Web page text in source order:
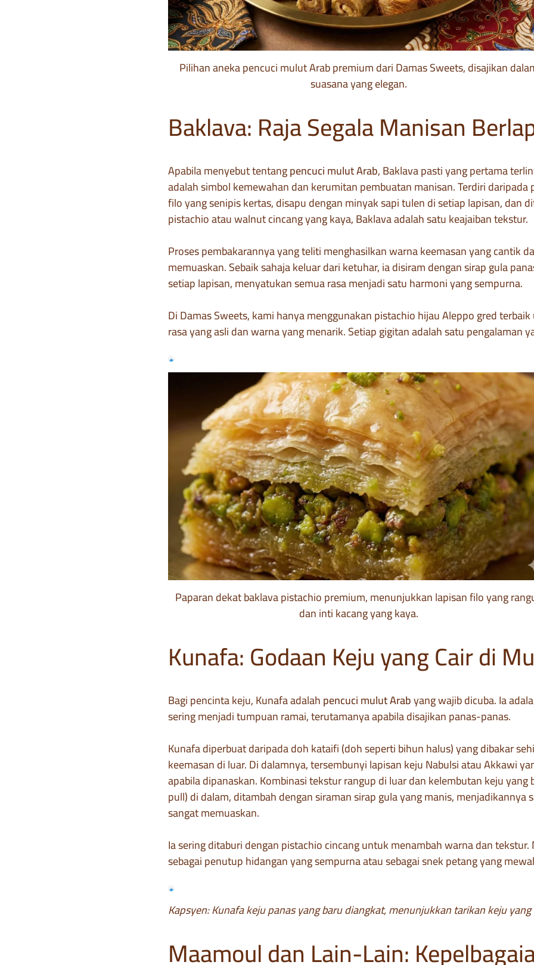
Pilihan aneka pencuci mulut Arab premium dari Damas Sweets, disajikan
suasana yang elegan.
Baklava: Raja Segala Manisan
Apabila menyebut tentangpencuci mulut Arab, Baklava pasti yang pertama
adalah simbol kemewahan dan kerumitan pembuatan manisan. Terdiri
filo yang senipis kertas, disapu dengan minyak sapi tulen di setiap lapisan, dan
pistachio atau walnut cincang yang kaya, Baklava adalah satu keajaiban tekstur.
Proses pembakarannya yang teliti menghasilkan warna keemasan yang cantik
memuaskan. Sebaik sahaja keluar dari ketuhar, ia disiram dengan sirap gula
setiap lapisan, menyatukan semua rasa menjadi satu harmoni yang sempurna.
Di Damas Sweets, kami hanya menggunakan pistachio hijau Aleppo gred
rasa yang asli dan warna yang menarik. Setiap gigitan adalah satu pengalaman
Paparan dekat baklava pistachio premium, menunjukkan lapisan filo yang
dan inti kacang yang kaya.
Kunafa: Godaan Keju yang Cair di
Bagi pencinta keju, Kunafa adalahpencuci mulut Arabyang wajib dicuba. Ia
sering menjadi tumpuan ramai, terutamanya apabila disajikan panas-panas.
Kunafa diperbuat daripada doh kataifi (doh seperti bihun halus) yang dibakar
keemasan di luar. Di dalamnya, tersembunyi lapisan keju Nabulsi atau Akkawi
apabila dipanaskan. Kombinasi tekstur rangup di luar dan kelembutan keju yang
pull) di dalam, ditambah dengan siraman sirap gula yang manis, menjadikannya
sangat memuaskan.
Ia sering ditaburi dengan pistachio cincang untuk menambah warna dan
sebagai penutup hidangan yang sempurna atau sebagai snek petang yang
Kapsyen: Kunafa keju panas yang baru diangkat, menunjukkan tarikan keju
Maamoul dan Lain-Lain: